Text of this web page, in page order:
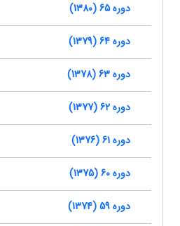
دوره 65 (1380)
دوره 64 (1379)
دوره 63 (1378)
دوره 62 (1377)
دوره 61 (1376)
دوره 60 (1375)
دوره 59 (1374)